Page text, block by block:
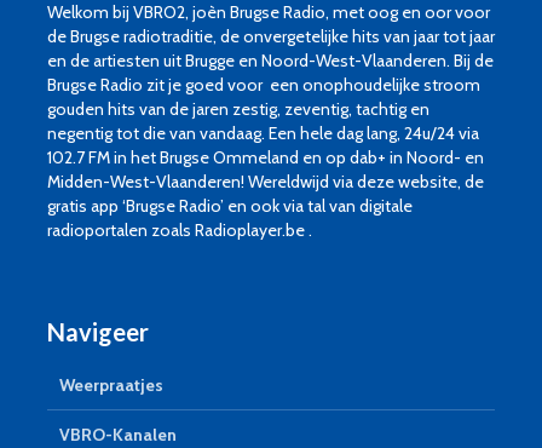
Welkom bij VBRO2, joèn Brugse Radio, met oog en oor voor
de Brugse radiotraditie, de onvergetelijke hits van jaar tot jaar
en de artiesten uit Brugge en Noord-West-Vlaanderen. Bij de
Brugse Radio zit je goed voor een onophoudelijke stroom
gouden hits van de jaren zestig, zeventig, tachtig en
negentig tot die van vandaag. Een hele dag lang, 24u/24 via
102.7 FM in het Brugse Ommeland en op dab+ in Noord- en
Midden-West-Vlaanderen! Wereldwijd via deze website, de
gratis app ‘Brugse Radio’ en ook via tal van digitale
radioportalen zoals Radioplayer.be .
Navigeer
Weerpraatjes
VBRO-Kanalen